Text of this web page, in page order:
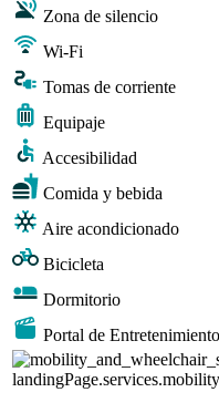
Zona de silencio
Wi-Fi
Tomas de corriente
Equipaje
Accesibilidad
Comida y bebida
Aire acondicionado
Bicicleta
Dormitorio
Portal de Entretenimiento